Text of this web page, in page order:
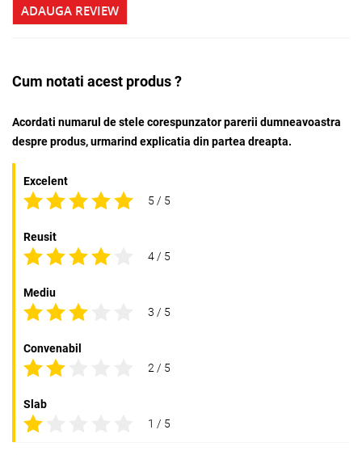
ADAUGA REVIEW
Cum notati acest produs ?
Acordati numarul de stele corespunzator parerii dumneavoastra
despre produs, urmarind explicatia din partea dreapta.
Excelent
5 / 5
Reusit
4 / 5
Mediu
3 / 5
Convenabil
2 / 5
Slab
1 / 5